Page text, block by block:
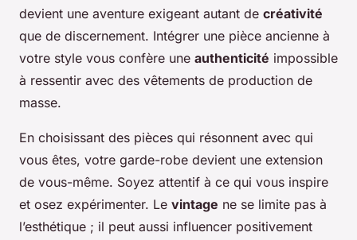
devient une aventure exigeant autant de créativité
que de discernement. Intégrer une pièce ancienne à
votre style vous confère une authenticité impossible
à ressentir avec des vêtements de production de
masse.
En choisissant des pièces qui résonnent avec qui
vous êtes, votre garde-robe devient une extension
de vous-même. Soyez attentif à ce qui vous inspire
et osez expérimenter. Le vintage ne se limite pas à
l’esthétique ; il peut aussi influencer positivement